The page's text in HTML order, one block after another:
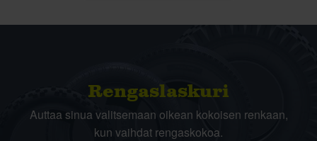
Rengas­laskuri
Auttaa sinua valitsemaan oikean kokoisen renkaan,
kun vaihdat rengaskokoa.